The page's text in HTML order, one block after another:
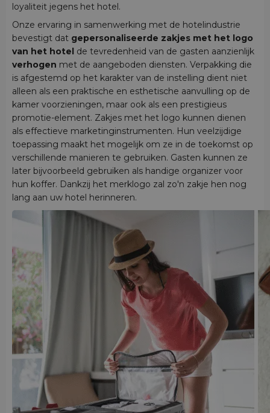
loyaliteit jegens het hotel.
Onze ervaring in samenwerking met de hotelindustrie
bevestigt dat gepersonaliseerde zakjes met het logo
van het hotel de tevredenheid van de gasten aanzienlijk
verhogen met de aangeboden diensten. Verpakking die
is afgestemd op het karakter van de instelling dient niet
alleen als een praktische en esthetische aanvulling op de
kamer voorzieningen, maar ook als een prestigieus
promotie-element. Zakjes met het logo kunnen dienen
als effectieve marketinginstrumenten. Hun veelzijdige
toepassing maakt het mogelijk om ze in de toekomst op
verschillende manieren te gebruiken. Gasten kunnen ze
later bijvoorbeeld gebruiken als handige organizer voor
hun koffer. Dankzij het merklogo zal zo'n zakje hen nog
lang aan uw hotel herinneren.